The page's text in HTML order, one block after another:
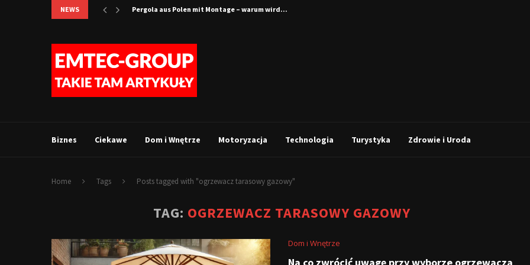
NEWS Pergola aus Polen mit Montage – warum wird...
Biznes Ciekawe Dom i Wnętrze Motoryzacja Technologia Turystyka Zdrowie i Uroda
Home Tags Posts tagged with "ogrzewacz tarasowy gazowy"
TAG: OGRZEWACZ TARASOWY GAZOWY
Dom i Wnętrze